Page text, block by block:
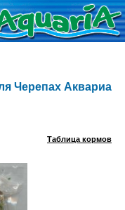
Черепах Аквариа
Таблица кормов